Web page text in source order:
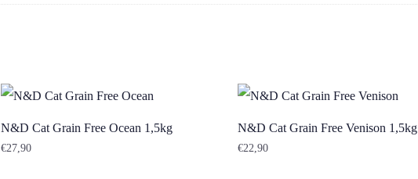
N&D Cat Grain Free Ocean 1,5kg
€27,90
N&D Cat Grain Free Venison 1,5kg
€22,90